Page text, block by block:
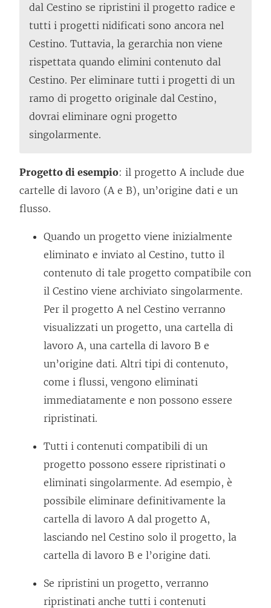
dal Cestino se ripristini il progetto radice e
tutti i progetti nidificati sono ancora nel
Cestino. Tuttavia, la gerarchia non viene
rispettata quando elimini contenuto dal
Cestino. Per eliminare tutti i progetti di un
ramo di progetto originale dal Cestino,
dovrai eliminare ogni progetto
singolarmente.
Progetto di esempio: il progetto A include due
cartelle di lavoro (A e B), un’origine dati e un
flusso.
Quando un progetto viene inizialmente
eliminato e inviato al Cestino, tutto il
contenuto di tale progetto compatibile con
il Cestino viene archiviato singolarmente.
Per il progetto A nel Cestino verranno
visualizzati un progetto, una cartella di
lavoro A, una cartella di lavoro B e
un’origine dati. Altri tipi di contenuto,
come i flussi, vengono eliminati
immediatamente e non possono essere
ripristinati.
Tutti i contenuti compatibili di un
progetto possono essere ripristinati o
eliminati singolarmente. Ad esempio, è
possibile eliminare definitivamente la
cartella di lavoro A dal progetto A,
lasciando nel Cestino solo il progetto, la
cartella di lavoro B e l’origine dati.
Se ripristini un progetto, verranno
ripristinati anche tutti i contenuti